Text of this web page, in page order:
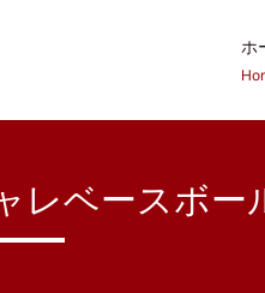
ホ
レベースボー